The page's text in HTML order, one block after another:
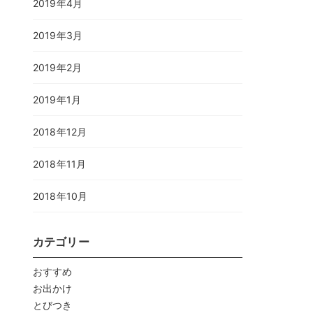
2019年4月
2019年3月
2019年2月
2019年1月
2018年12月
2018年11月
2018年10月
カテゴリー
おすすめ
お出かけ
とびつき